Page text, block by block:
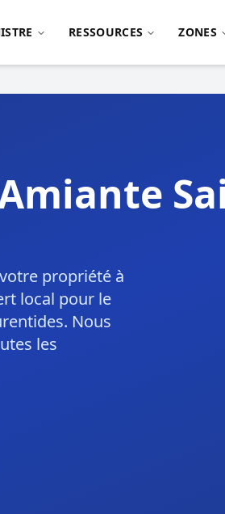
RESSOURCES ZONES
propriété à
local pour le
Nous
les